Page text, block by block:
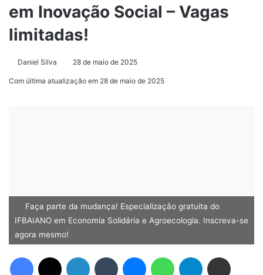
em Inovação Social – Vagas
limitadas!
Daniel Silva 28 de maio de 2025
Com última atualização em 28 de maio de 2025
Faça parte da mudança! Especialização gratuita do
IFBAIANO em Economia Solidária e Agroecologia. Inscreva-se
agora mesmo!